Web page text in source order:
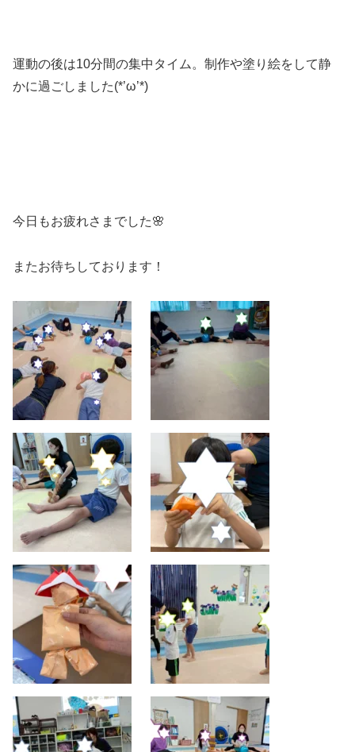
運動の後は10分間の集中タイム。制作や塗り絵をして静
かに過ごしました(*’ω’*)
今日もお疲れさまでした🌸
またお待ちしております！